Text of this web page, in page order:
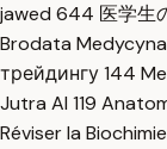
jawed 644 医学生
Brodata Medycyna
трейдингу144
Jutra AI 119
Réviser la